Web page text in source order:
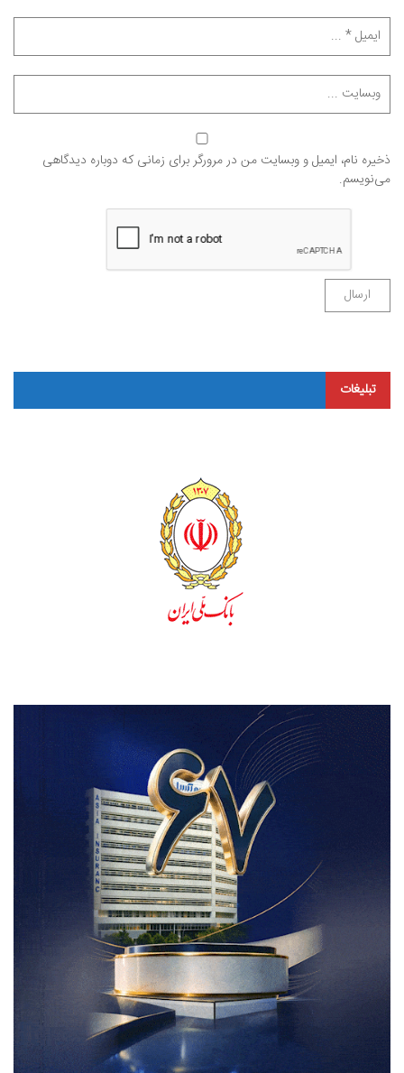
ذخیره نام، ایمیل و وبسایت من در مرورگر برای زمانی که دوباره دیدگاهی
می‌نویسم.
تبلیغات